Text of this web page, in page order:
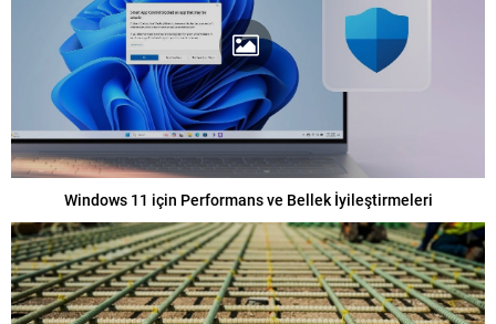
Windows 11 için Performans ve Bellek İyileştirmeleri